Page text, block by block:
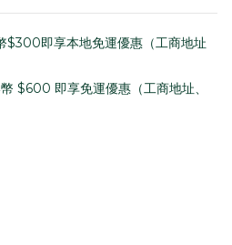
$300即享本地免運優惠（工商地址
$600 即享免運優惠（工商地址、